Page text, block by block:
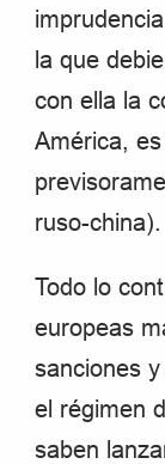
la que
con ella la
América,
ruso-china).
Todo lo
europeas
sanciones
el régimen
saben